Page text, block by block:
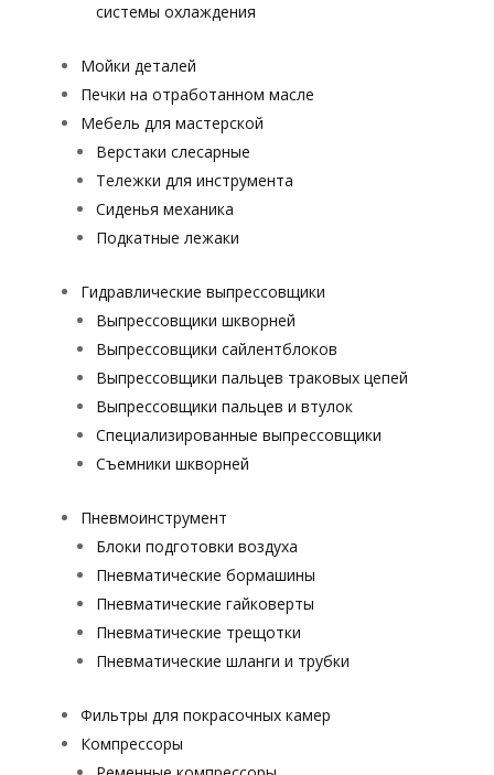
системы охлаждения
Мойки деталей
Печки на отработанном масле
Мебель для мастерской
Верстаки слесарные
Тележки для инструмента
Сиденья механика
Подкатные лежаки
Гидравлические выпрессовщики
Выпрессовщики шкворней
Выпрессовщики сайлентблоков
Выпрессовщики пальцев траковых цепей
Выпрессовщики пальцев и втулок
Специализированные выпрессовщики
Cъемники шкворней
Пневмоинструмент
Блоки подготовки воздуха
Пневматические бормашины
Пневматические гайковерты
Пневматические трещотки
Пневматические шланги и трубки
Фильтры для покрасочных камер
Компрессоры